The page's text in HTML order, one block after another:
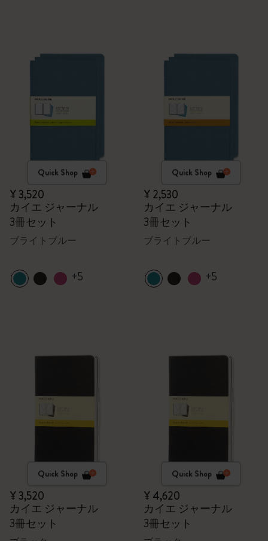
Quick Shop
¥ 3,520
カイエ ジャーナル
3冊セット
ブライトブルー
+5
Quick Shop
¥ 2,530
カイエ ジャーナル
3冊セット
ブライトブルー
+5
Quick Shop
¥ 3,520
カイエ ジャーナル
3冊セット
Quick Shop
¥ 4,620
カイエ ジャーナル
3冊セット